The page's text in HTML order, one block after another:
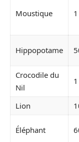
Moustique
Hippopotame
Crocodile du
Nil
Lion
Éléphant